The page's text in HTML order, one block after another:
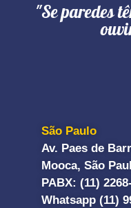
"Se paredes
São Paulo
Av. Paes de
Mooca, São
PABX: (11)
Whatsapp (11)